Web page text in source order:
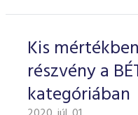
Kis
részvény a
kategóriában